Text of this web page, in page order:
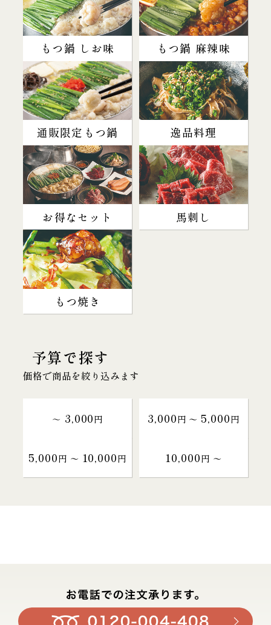
もつ鍋 しお味 もつ鍋 麻辣味
通販限定もつ鍋 逸品料理
お得なセット 馬刺し
もつ焼き
予算で探す
価格で商品を絞り込みます
～ 3,000円 3,000円 〜 5,000円
5,000円 〜 10,000円 10,000円 〜